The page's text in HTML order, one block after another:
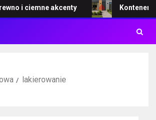
i ciemne akcenty Kontener –
lakierowanie